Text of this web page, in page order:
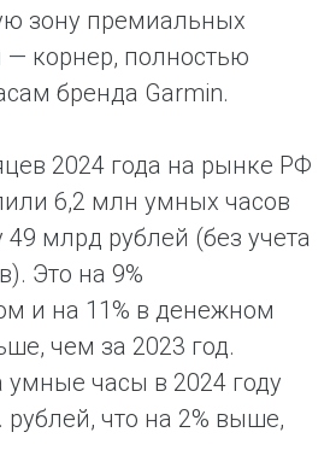
зону премиальных
— корнер, полностью
бренда Garmin.
2024 года на рынке РФ
6,2 млн умных часов
млрд рублей (без учета
Это на 9%
и на 11% в денежном
чем за 2023 год.
умные часы в 2024 году
рублей, что на 2% выше,